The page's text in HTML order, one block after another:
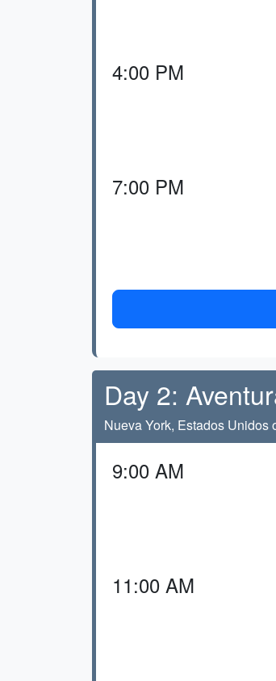
4:00 PM
7:00 PM
Day 2:
Nueva York, Estados Unidos
9:00 AM
11:00 AM